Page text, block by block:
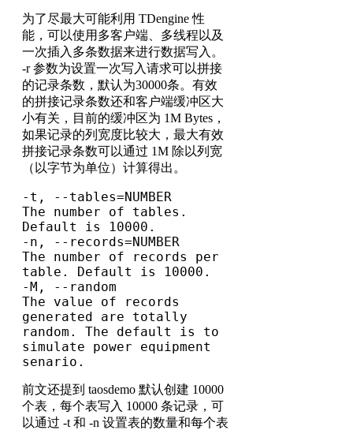
为了尽最大可能利用 TDengine 性
能，可以使用多客户端、多线程以及
一次插入多条数据来进行数据写入。
-r 参数为设置一次写入请求可以拼接
的记录条数，默认为30000条。有效
的拼接记录条数还和客户端缓冲区大
小有关，目前的缓冲区为 1M Bytes，
如果记录的列宽度比较大，最大有效
拼接记录条数可以通过 1M 除以列宽
（以字节为单位）计算得出。
-t, --tables=NUMBER
The number of tables.
Default is 10000.
-n, --records=NUMBER
The number of records per
table. Default is 10000.
-M, --random
The value of records
generated are totally
random. The default is to
simulate power equipment
senario.
前文还提到 taosdemo 默认创建 10000
个表，每个表写入 10000 条记录，可
以通过 -t 和 -n 设置表的数量和每个表